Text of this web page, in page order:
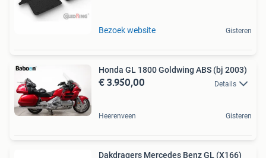
Bezoek website Gisteren
Honda GL 1800 Goldwing ABS (bj 2003)
€ 3.950,00 Details
Heerenveen Gisteren
Dakdragers Mercedes Benz GL (X166)